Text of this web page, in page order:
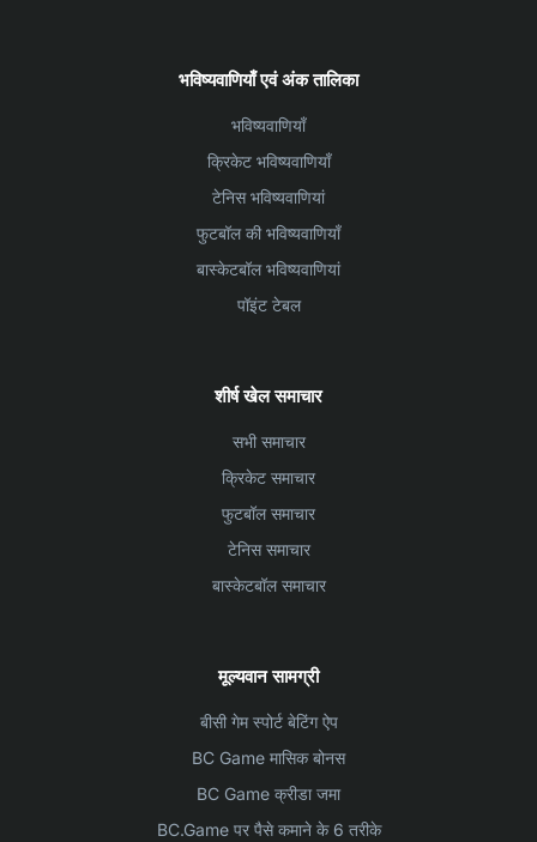
भविष्यवाणियाँ एवं अंक तालिका
भविष्यवाणियाँ
क्रिकेट भविष्यवाणियाँ
टेनिस भविष्यवाणियां
फुटबॉल की भविष्यवाणियाँ
बास्केटबॉल भविष्यवाणियां
पॉइंट टेबल
शीर्ष खेल समाचार
सभी समाचार
क्रिकेट समाचार
फुटबॉल समाचार
टेनिस समाचार
बास्केटबॉल समाचार
मूल्यवान सामग्री
बीसी गेम स्पोर्ट बेटिंग ऐप
BC Game मासिक बोनस
BC Game क्रीडा जमा
BC.Game पर पैसे कमाने के 6 तरीके